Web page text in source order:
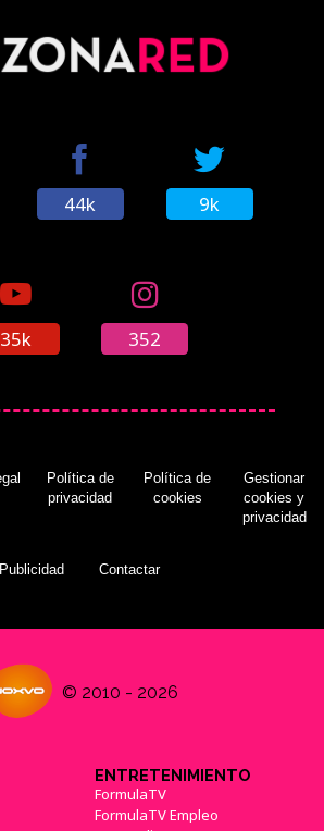
44k 9k
35k 352
Política de
privacidad
Política de
cookies
Gestionar
cookies y
privacidad
Publicidad Contactar
© 2010 - 2026
ENTRETENIMIENTO
FormulaTV
FormulaTV Empleo